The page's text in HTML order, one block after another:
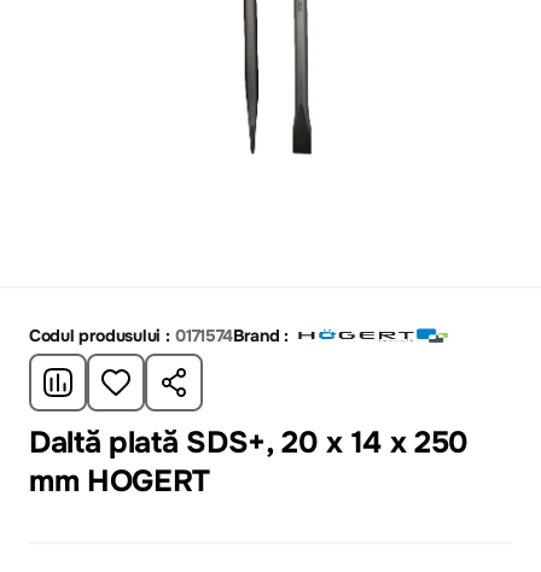
Codul produsului : 0171574Brand :
Daltă plată SDS+, 20 x 14 x 250
mm HOGERT